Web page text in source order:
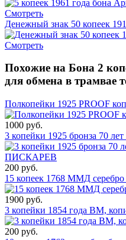
Смотреть
Денежный знак 50 копеек
Смотреть
Похожие на Бона 2
для обмена в трамвае
Полкопейки 1925 PROOF
1000 руб.
3 копейки 1925 бронза 70
200 руб.
15 копеек 1768 ММД серебро
1900 руб.
3 копейки 1854 года ВМ,
200 руб.